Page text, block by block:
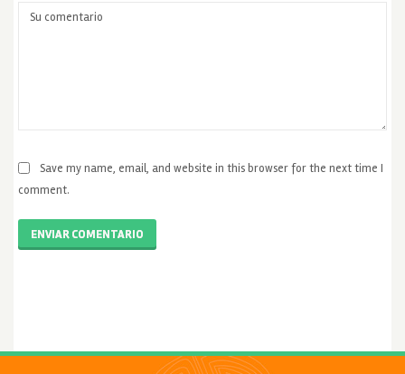
Save my name, email, and website in this browser for the next time I
comment.
ENVIAR COMENTARIO